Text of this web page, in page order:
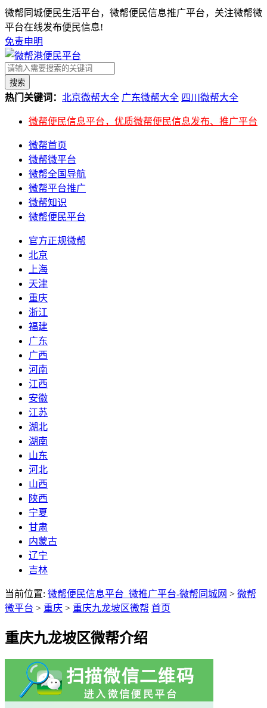
微帮同城便民生活平台，微帮便民信息推广平台，关注微帮微
平台在线发布便民信息!
免责申明
搜索
热门关键词： 北京微帮大全 广东微帮大全 四川微帮大全
微帮便民信息平台，优质微帮便民信息发布、推广平台
微帮首页
微帮微平台
微帮全国导航
微帮平台推广
微帮知识
微帮便民平台
官方正规微帮
北京
上海
天津
重庆
浙江
福建
广东
广西
河南
江西
安徽
江苏
湖北
湖南
山东
河北
山西
陕西
宁夏
甘肃
内蒙古
辽宁
吉林
当前位置: 微帮便民信息平台_微推广平台-微帮同城网 > 微帮
微平台 > 重庆 > 重庆九龙坡区微帮 首页
重庆九龙坡区微帮介绍